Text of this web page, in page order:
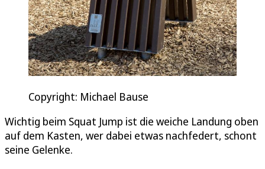
Copyright: Michael Bause
Wichtig beim Squat Jump ist die weiche Landung oben
auf dem Kasten, wer dabei etwas nachfedert, schont
seine Gelenke.